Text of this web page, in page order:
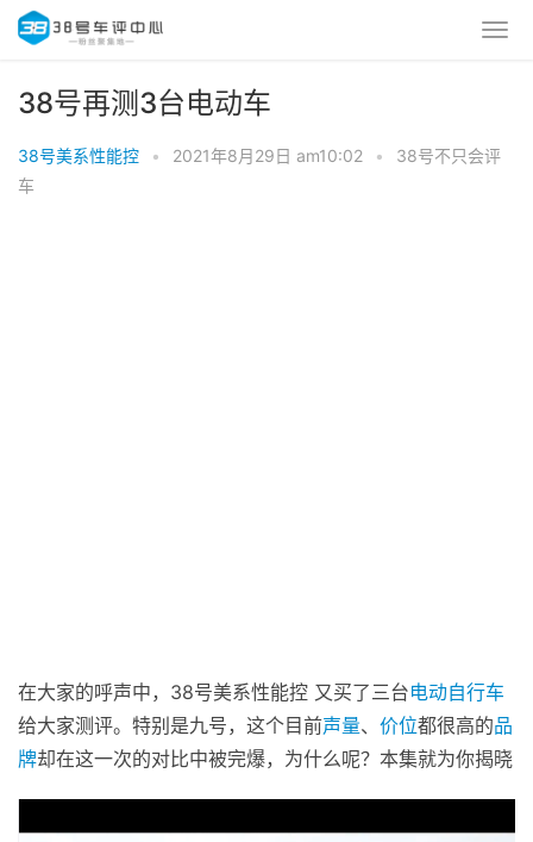
38号再测3台电动车
38号美系性能控 • 2021年8月29日 am10:02 •
38号不只会评
车
在大家的呼声中，38号美系性能控 又买了三台电动自行车
给大家测评。特别是九号，这个目前声量、 价位都很高的品
牌却在这一次的对比中被完爆，为什么呢？本集就为你揭晓